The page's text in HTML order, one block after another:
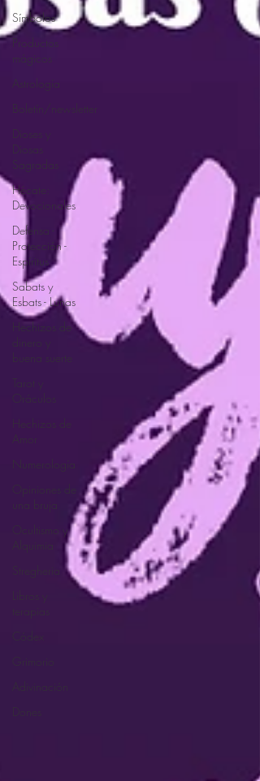
Símbolos
Productos
mágicos
Astrología
Boletín/newsletter
Dioses y
Diosas
Sagradas
Hécate:
Devocionales
Defensa -
Protección -
Espíritus
Sabats y
Esbats - Lunas
Hechizos de
dinero y
buena suerte
Tarot y
Hechizos de
Amor
Numerología
Opiniones de
una bruja
Ocultismo y
Libros y
terapias
Grimorio